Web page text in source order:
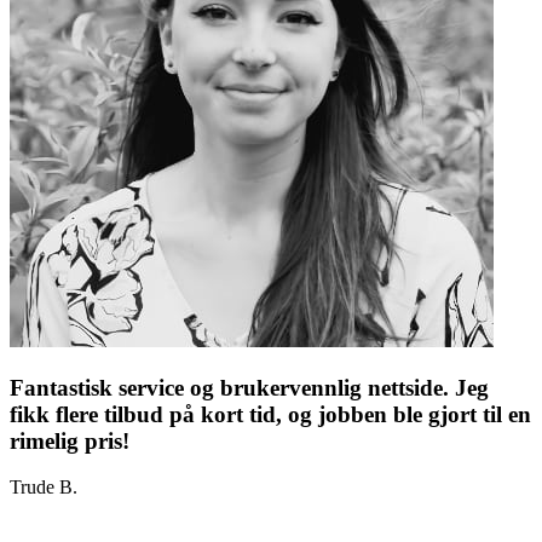
Fantastisk service og brukervennlig nettside. Jeg
fikk flere tilbud på kort tid, og jobben ble gjort til en
rimelig pris!
Trude B.